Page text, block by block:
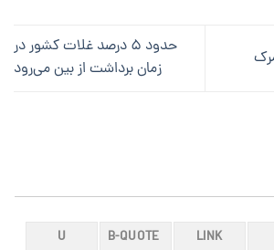
حدود ۵ درصد غلات کشور در
زمان برداشت از بین می‌رود